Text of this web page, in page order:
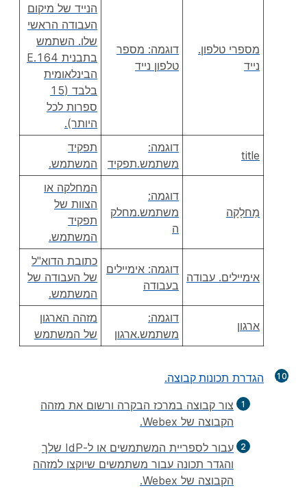
מספרי טלפון.
נייד
דוגמה: מספר
טלפון נייד
הנייד של מיקום
העבודה הראשי
שלו. השתמש
בתבנית E.164
הבינלאומית
בלבד (15
ספרות לכל
היותר).
title
דוגמה:
משתמש.תפקיד
תפקיד
המשתמש.
מַחלָקָה
דוגמה:
משתמש.מחלק
ה
המחלקה או
הצוות של
תפקיד
המשתמש.
אימיילים. עבודה
דוגמה: אימיילים
בעבודה
כתובת הדוא"ל
של העבודה של
המשתמש.
ארגון
דוגמה:
משתמש.ארגון
מזהה הארגון
של המשתמש
10 הגדרת תכונות קבוצה.
צור קבוצה במרכז הבקרה ורשום את מזהה
הקבוצה של Webex.
עבור לספריית המשתמשים או ל-IdP שלך
והגדר תכונה עבור משתמשים שיוקצו למזהה
הקבוצה של Webex.